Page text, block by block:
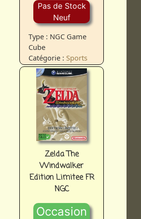
Pas de Stock
Neuf
Type : NGC Game
Cube
Catégorie : Sports
Zelda The
Windwalker
Edition Limitee FR
NGC
Occasion